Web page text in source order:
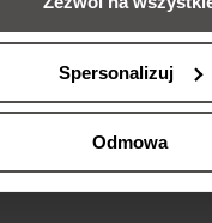
Spersonalizuj
Odmowa